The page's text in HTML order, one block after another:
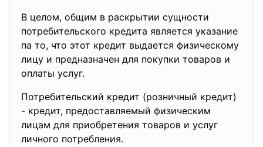
В целом, общим в раскрытии сущности
потребительского кредита является указание
па то, что этот кредит выдается физическому
лицу и предназначен для покупки товаров и
оплаты услуг.
Потребительский кредит (розничный кредит)
- кредит, предоставляемый физическим
лицам для приобретения товаров и услуг
личного потребления.